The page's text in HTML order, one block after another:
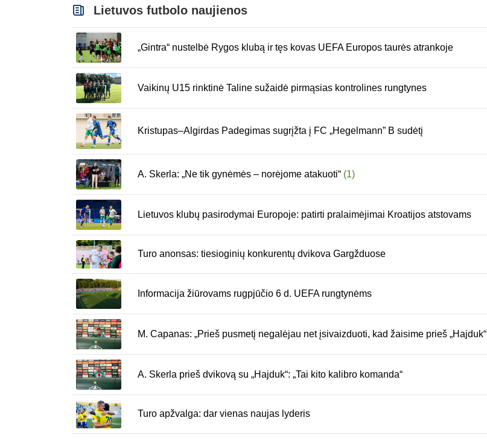
Lietuvos futbolo naujienos
„Gintra“ nustelbė Rygos klubą ir tęs kovas UEFA Europos taurės atrankoje
Vaikinų U15 rinktinė Taline sužaidė pirmąsias kontrolines rungtynes
Kristupas–Algirdas Padegimas sugrįžta į FC „Hegelmann” B sudėtį
A. Skerla: „Ne tik gynėmės – norėjome atakuoti“ (1)
Lietuvos klubų pasirodymai Europoje: patirti pralaimėjimai Kroatijos atstovams
Turo anonsas: tiesioginių konkurentų dvikova Gargžduose
Informacija žiūrovams rugpjūčio 6 d. UEFA rungtynėms
M. Capanas: „Prieš pusmetį negalėjau net įsivaizduoti, kad žaisime prieš „Hajduk“
A. Skerla prieš dvikovą su „Hajduk“: „Tai kito kalibro komanda“
Turo apžvalga: dar vienas naujas lyderis